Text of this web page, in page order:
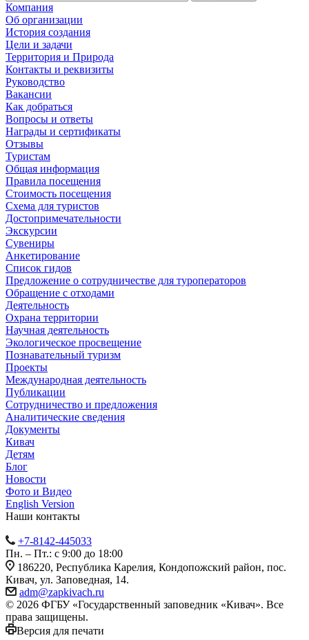
Компания
Об организации
История создания
Цели и задачи
Территория и Природа
Контакты и реквизиты
Руководство
Вакансии
Как добраться
Вопросы и ответы
Награды и сертификаты
Отзывы
Туристам
Общая информация
Правила посещения
Стоимость посещения
Схема для туристов
Достопримечательности
Экскурсии
Сувениры
Анкетирование
Список гидов
Предложение о сотрудничестве для туроператоров
Обращение с отходами
Деятельность
Охрана территории
Научная деятельность
Экологическое просвещение
Познавательный туризм
Проекты
Международная деятельность
Публикации
Сотрудничество и предложения
Аналитические сведения
Документы
Кивач
Детям
Блог
Новости
Фото и Видео
English Version
Наши контакты
+7-8142-445033
Пн. – Пт.: с 9:00 до 18:00
186220, Республика Карелия, Кондопожский район, пос.
Кивач, ул. Заповедная, 14.
adm@zapkivach.ru
© 2026 ФГБУ «Государственный заповедник «Кивач». Все
права защищены.
Версия для печати